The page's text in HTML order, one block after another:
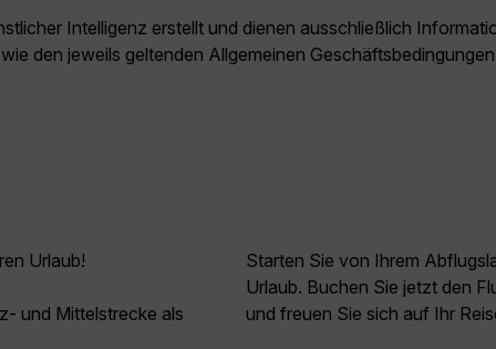
Intelligenz erstellt und dienen ausschließlich
den jeweils geltenden Allgemeinen
Urlaub!
und Mittelstrecke als
Starten Sie von Ihrem
Urlaub. Buchen Sie jetzt den
und freuen Sie sich auf Ihr